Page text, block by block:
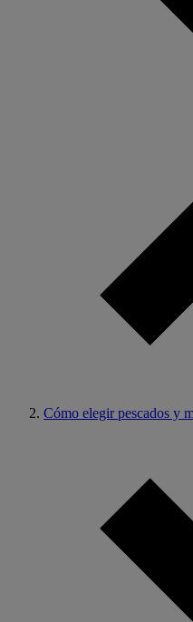
Cómo elegir pescados y